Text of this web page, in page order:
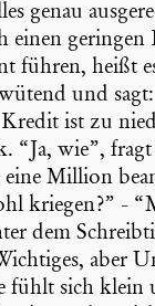
genau
einen geringen
führen, heißt
und
ist zu
“Ja, wie”,
Million
kriegen?” -
dem
aber
fühlt sich